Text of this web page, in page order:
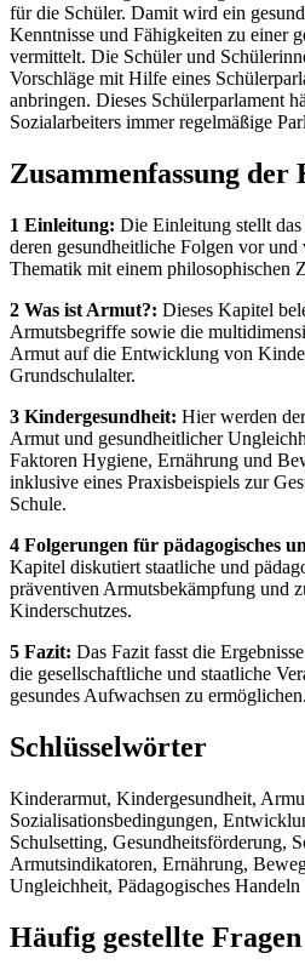
für die Schüler. Damit wird ein
Kenntnisse und Fähigkeiten zu einer
vermittelt. Die Schüler und
Vorschläge mit Hilfe eines
anbringen. Dieses Schülerparlament
Sozialarbeiters immer regelmäßige
Zusammenfassung der
1 Einleitung: Die Einleitung stellt
deren gesundheitliche Folgen vor
Thematik mit einem philosophischen
2 Was ist Armut?: Dieses Kapitel
Armutsbegriffe sowie die
Armut auf die Entwicklung von
Grundschulalter.
3 Kindergesundheit: Hier werden
Armut und gesundheitlicher
Faktoren Hygiene, Ernährung und
inklusive eines Praxisbeispiels zur
Schule.
4 Folgerungen für pädagogisches
Kapitel diskutiert staatliche und
präventiven Armutsbekämpfung und
Kinderschutzes.
5 Fazit: Das Fazit fasst die
die gesellschaftliche und staatliche
gesundes Aufwachsen zu ermöglichen.
Schlüsselwörter
Kinderarmut, Kindergesundheit,
Sozialisationsbedingungen,
Schulsetting, Gesundheitsförderung,
Armutsindikatoren, Ernährung,
Ungleichheit, Pädagogisches Handeln
Häufig gestellte Fragen